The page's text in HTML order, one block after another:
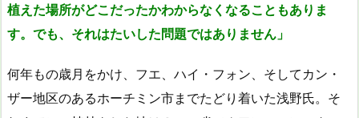
植えた場所がどこだったかわからなくなることもありま
す。でも、それはたいした問題ではありません」
何年もの歳月をかけ、フエ、ハイ・フォン、そしてカン・
ザー地区のあるホーチミン市までたどり着いた浅野氏。そ